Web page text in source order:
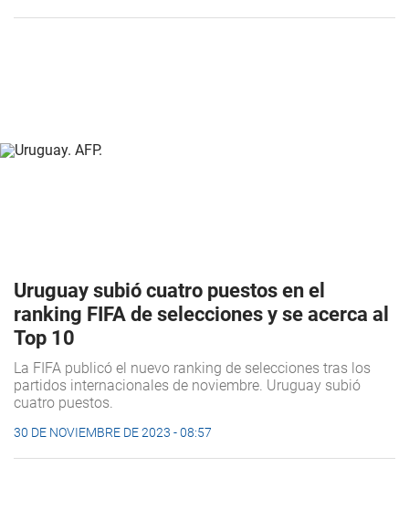
Uruguay subió cuatro puestos en el
ranking FIFA de selecciones y se acerca al
Top 10
La FIFA publicó el nuevo ranking de selecciones tras los
partidos internacionales de noviembre. Uruguay subió
cuatro puestos.
30 DE NOVIEMBRE DE 2023 - 08:57